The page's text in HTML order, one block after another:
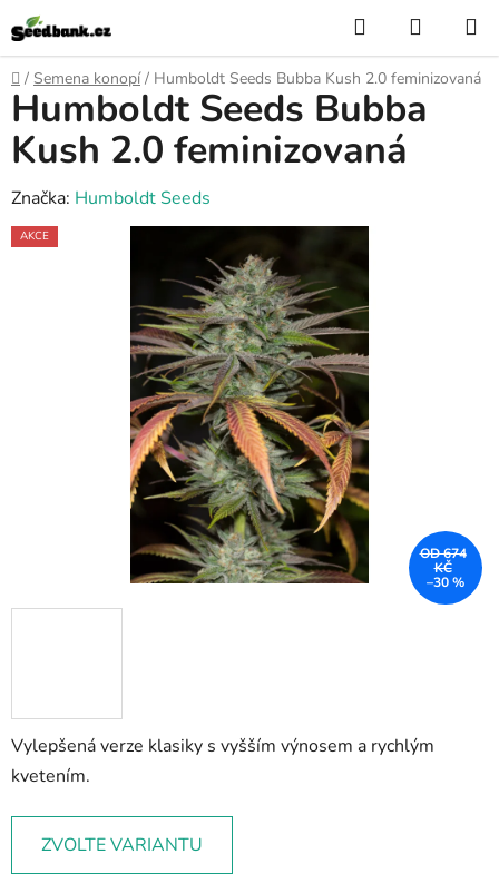
Přejít
na
obsah
Hledat
KOŠÍK
Domů
/ Semena konopí / Humboldt Seeds Bubba Kush 2.0 feminizovaná
Vylepšená verze klasiky s vyšším výnosem a rychlým
kvetením.
ZVOLTE VARIANTU
Humboldt Seeds Bubba
Kush 2.0 feminizovaná
Značka: Humboldt Seeds
AKCE
OD 674
KČ
–30 %